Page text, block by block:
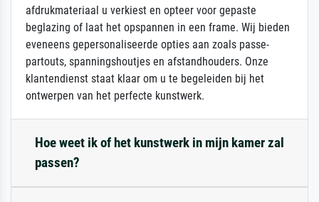
afdrukmateriaal u verkiest en opteer voor gepaste
beglazing of laat het opspannen in een frame. Wij bieden
eveneens gepersonaliseerde opties aan zoals passe-
partouts, spanningshoutjes en afstandhouders. Onze
klantendienst staat klaar om u te begeleiden bij het
ontwerpen van het perfecte kunstwerk.
Hoe weet ik of het kunstwerk in mijn kamer zal
passen?